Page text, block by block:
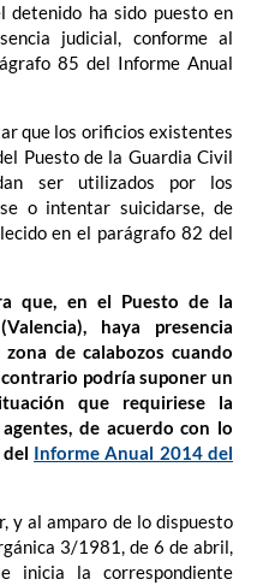
detenido ha sido puesto en
judicial, conforme al
85 del Informe Anual
que los orificios existentes
Puesto de la Guardia Civil
ser utilizados por los
o intentar suicidarse, de
en el parágrafo 82 del
que, en el Puesto de la
haya presencia
de calabozos cuando
podría suponer un
que requiriese la
de acuerdo con lo
Informe Anual 2014 del
y al amparo de lo dispuesto
3/1981, de 6 de abril,
inicia la correspondiente